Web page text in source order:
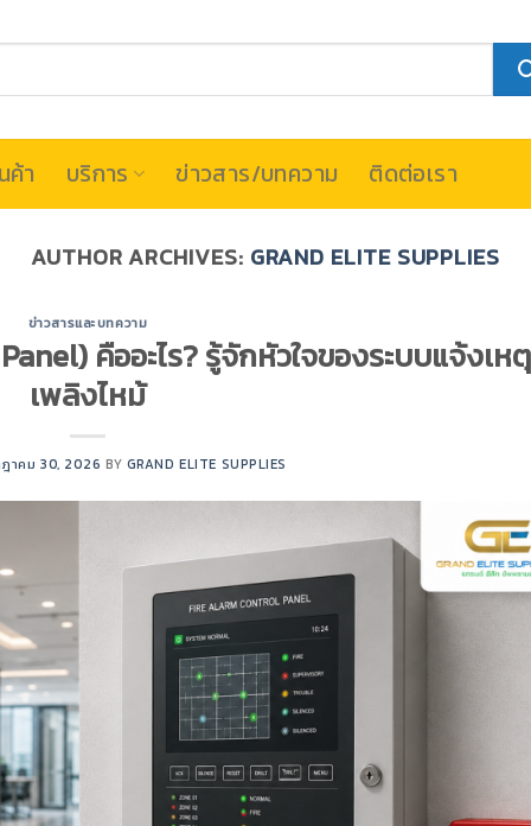
ค้า บริการ ข่าวสาร/บทความ ติดต่อเรา
AUTHOR ARCHIVES: GRAND ELITE SUPPLIES
ข่าวสารและบทความ
คืออะไร? รู้จักหัวใจของระบบแจ้งเหตุ
เพลิงไหม้
าคม 30, 2026 BY GRAND ELITE SUPPLIES